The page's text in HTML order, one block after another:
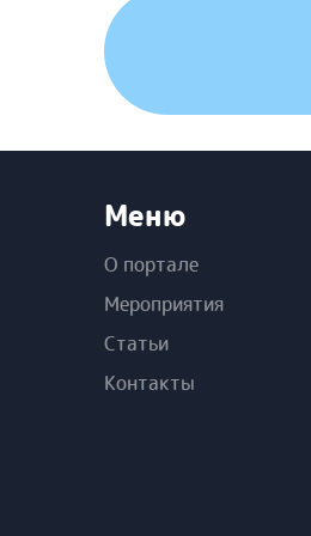
Меню
О портале
Мероприятия
Статьи
Контакты